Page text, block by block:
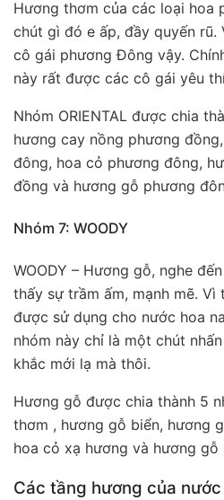
Hương thơm của các loại hoa
chút gì đó e ấp, đầy quyến rũ.
cô gái phương Đông vậy.
này rất được các cô gái yêu
Nhóm ORIENTAL được chia
hương cay nồng phương
đông, hoa cỏ phương đông,
đồng và hương gỗ phương
Nhóm 7: WOODY
WOODY – Hương gỗ, nghe
thấy sự trầm ấm, mạnh mẽ. Vì
được sử dụng cho nước hoa
nhóm này chỉ là một chút
khắc mới lạ mà thôi.
Hương gỗ được chia thành 5
thơm , hương gỗ biển, hương
hoa cỏ xạ hương và hương gỗ
Các tầng hương của